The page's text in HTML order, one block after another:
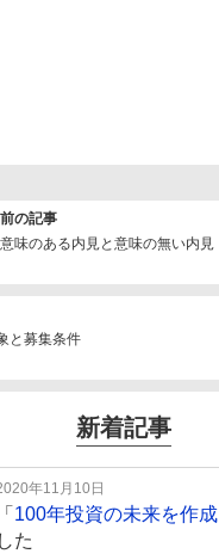
前の記事
意味のある内見と意味の無い内見
と募集条件
新着記事
年11月10日
「 100年投資の未来を作成
した